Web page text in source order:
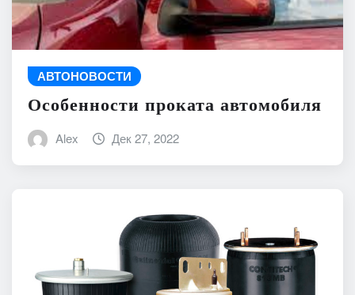
АВТОНОВОСТИ
Особенности проката автомобиля
Alex Дек 27, 2022